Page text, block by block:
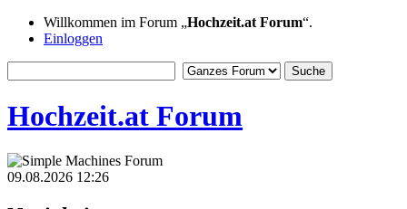
Willkommen im Forum „Hochzeit.at Forum“.
Einloggen
Hochzeit.at Forum
09.08.2026 12:26